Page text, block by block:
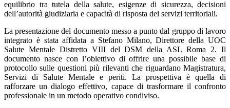
equilibrio tra tutela della salute, esigenze di sicurezza, decisioni
dell’autorità giudiziaria e capacità di risposta dei servizi territoriali.
La presentazione del documento messo a punto dal gruppo di lavoro
integrato è stata affidata a Stefano Milano, Direttore della UOC
Salute Mentale Distretto VIII del DSM della ASL Roma 2. Il
documento nasce con l’obiettivo di offrire una possibile base di
protocollo sulle questioni più rilevanti che riguardano Magistratura,
Servizi di Salute Mentale e periti. La prospettiva è quella di
rafforzare un dialogo effettivo, capace di trasformare il confronto
professionale in un metodo operativo condiviso.